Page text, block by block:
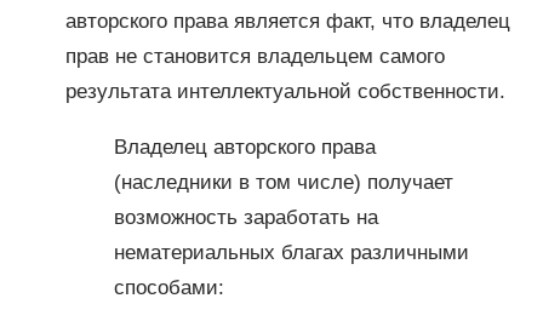
авторского права является факт, что владелец
прав не становится владельцем самого
результата интеллектуальной собственности.
Владелец авторского права
(наследники в том числе) получает
возможность заработать на
нематериальных благах различными
способами: